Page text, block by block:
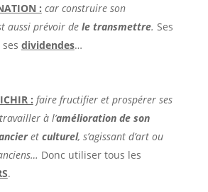
: car construire son
aussi prévoir de le transmettre. Ses
ses dividendes…
: faire fructifier et prospérer ses
à l’amélioration de son
et culturel, s’agissant d’art ou
Donc utiliser tous les
.